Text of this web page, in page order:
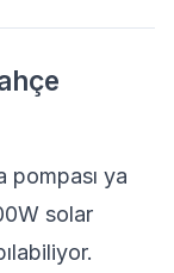
pompası ya
solar